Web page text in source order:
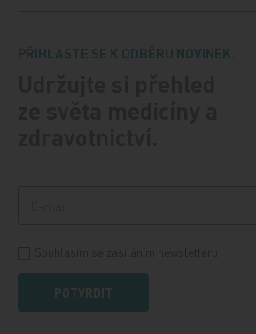
PŘIHLASTE SE K ODBĚRU NOVINEK.
POTVRDIT